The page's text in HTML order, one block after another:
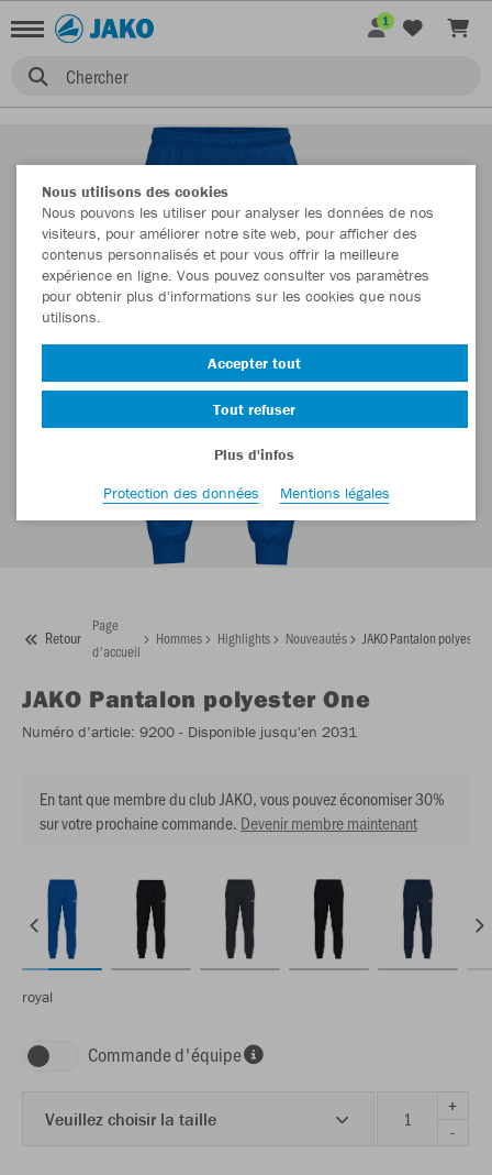
Chercher
1
Retour
Page
d'accueil
Hommes Highlights Nouveautés JAKO Pantalon polyester
JAKO Pantalon polyester One
Numéro d’article: 9200 - Disponible jusqu'en 2031
En tant que membre du club JAKO, vous pouvez économiser 30%
sur votre prochaine commande. Devenir membre maintenant
royal
Commande d'équipe
Veuillez choisir la taille
+
-
Nous utilisons des cookies
Nous pouvons les utiliser pour analyser les données de nos
visiteurs, pour améliorer notre site web, pour afficher des
contenus personnalisés et pour vous offrir la meilleure
expérience en ligne. Vous pouvez consulter vos paramètres
pour obtenir plus d'informations sur les cookies que nous
utilisons.
Accepter tout
Tout refuser
Plus d'infos
Protection des données
Mentions légales